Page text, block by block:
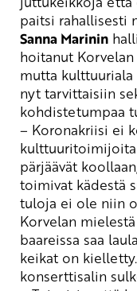
paitsi rahallisesti
Sanna Marinin
hoitanut
mutta kulttuuriala
nyt tarvittaisiin
kohdistetumpaa
– Koronakriisi ei
pärjäävät
toimivat kädestä
tuloja ei ole niin
Korvelan
baareissa saa
keikat on
konserttisalin